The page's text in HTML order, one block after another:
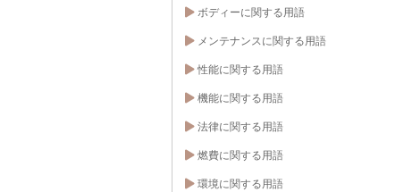
ボディーに関する用語
メンテナンスに関する用語
性能に関する用語
機能に関する用語
法律に関する用語
燃費に関する用語
環境に関する用語